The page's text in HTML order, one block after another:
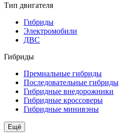
Тип двигателя
Гибриды
Электромобили
ДВС
Гибриды
Премиальные гибриды
Последовательные гибриды
Гибридные внедорожники
Гибридные кроссоверы
Гибридные минивэны
Ещё